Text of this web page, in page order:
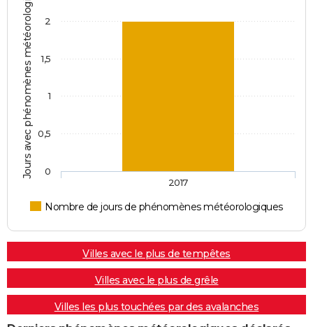
Jours avec phénomènes météorologiques
Nombre de jours de phénomènes météorologiques
2017
0
0,5
1
1,5
2
Villes avec le plus de tempêtes
Villes avec le plus de grêle
Villes les plus touchées par des avalanches